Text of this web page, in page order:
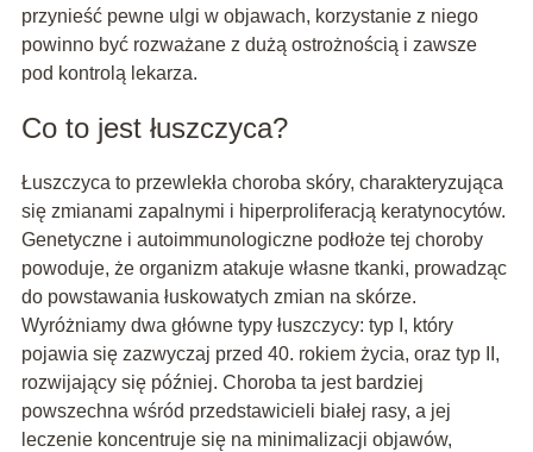
przynieść pewne ulgi w objawach, korzystanie z niego
powinno być rozważane z dużą ostrożnością i zawsze
pod kontrolą lekarza.
Co to jest łuszczyca?
Łuszczyca to przewlekła choroba skóry, charakteryzująca
się zmianami zapalnymi i hiperproliferacją keratynocytów.
Genetyczne i autoimmunologiczne podłoże tej choroby
powoduje, że organizm atakuje własne tkanki, prowadząc
do powstawania łuskowatych zmian na skórze.
Wyróżniamy dwa główne typy łuszczycy: typ I, który
pojawia się zazwyczaj przed 40. rokiem życia, oraz typ II,
rozwijający się później. Choroba ta jest bardziej
powszechna wśród przedstawicieli białej rasy, a jej
leczenie koncentruje się na minimalizacji objawów,